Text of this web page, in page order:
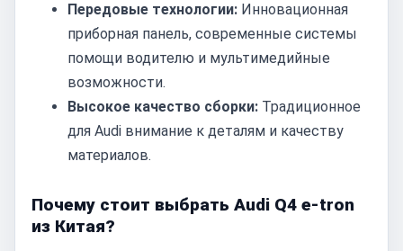
Передовые технологии: Инновационная
приборная панель, современные системы
помощи водителю и мультимедийные
возможности.
Высокое качество сборки: Традиционное
для Audi внимание к деталям и качеству
материалов.
Почему стоит выбрать Audi Q4 e-tron
из Китая?